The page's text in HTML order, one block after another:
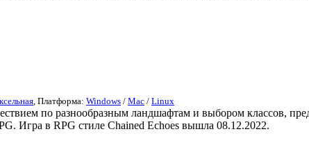
, Платформа: Windows / Mac / Linux
по разнообразным ландшафтам и выбором классов,
Игра в RPG стиле Chained Echoes вышла 08.12.2022.